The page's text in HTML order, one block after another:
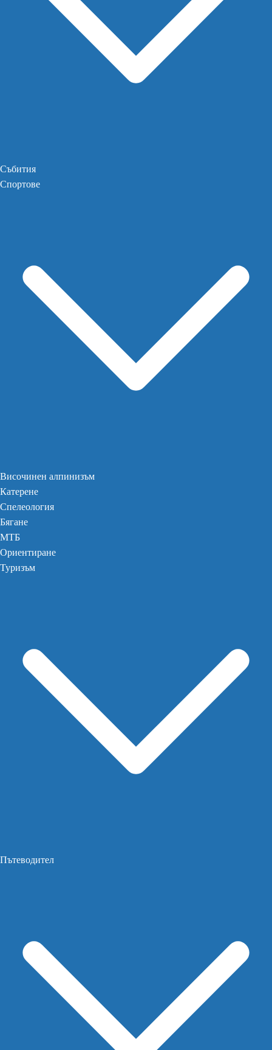
Събития
Спортове
Височинен алпинизъм
Катерене
Спелеология
Бягане
МТБ
Ориентиране
Туризъм
Пътеводител